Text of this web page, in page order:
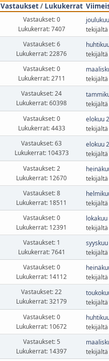
Vastaukset/ Lukukerrat
Vastaukset: 0
Lukukerrat: 7407
tekijältä
Vastaukset: 6
Lukukerrat: 22876
tekijältä
Vastaukset: 0
Lukukerrat: 2711
tekijältä
Vastaukset: 24
Lukukerrat: 60398
tekijältä
Vastaukset: 0
Lukukerrat: 4433
elokuu
tekijältä
Vastaukset: 63
Lukukerrat: 104373
elokuu
tekijältä
Vastaukset: 2
Lukukerrat: 12670
tekijältä
Vastaukset: 8
Lukukerrat: 18511
tekijältä
Vastaukset: 0
Lukukerrat: 12391
tekijältä
Vastaukset: 1
Lukukerrat: 7641
tekijältä
Vastaukset: 0
Lukukerrat: 14112
tekijältä
Vastaukset: 22
Lukukerrat: 32179
tekijältä
Vastaukset: 0
Lukukerrat: 10672
tekijältä
Vastaukset: 5
Lukukerrat: 14397
tekijältä